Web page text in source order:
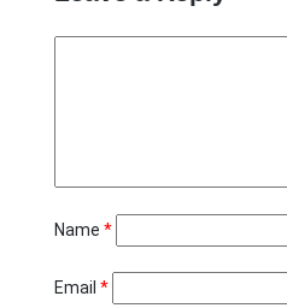
Name *
Email *